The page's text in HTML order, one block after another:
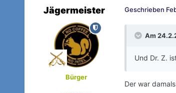
Jägermeister
Bürger
Geschrieben
Am
Und Dr. Z.
Der war